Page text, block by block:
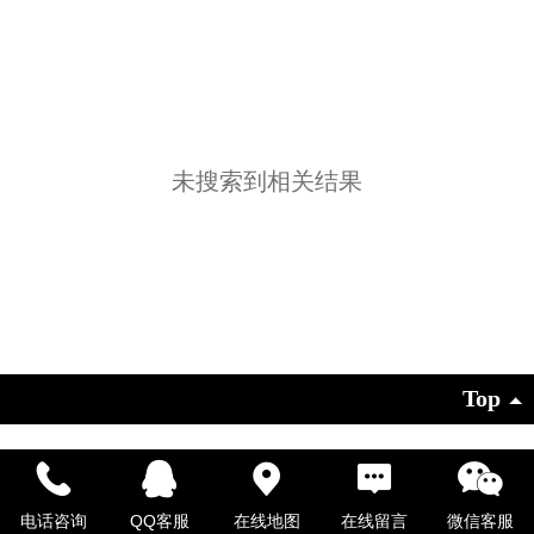
未搜索到相关结果
Top
2026 版权所有
凡科建站提供技术支持
电脑版
电话咨询
QQ客服 在线地图 在线留言 微信客服